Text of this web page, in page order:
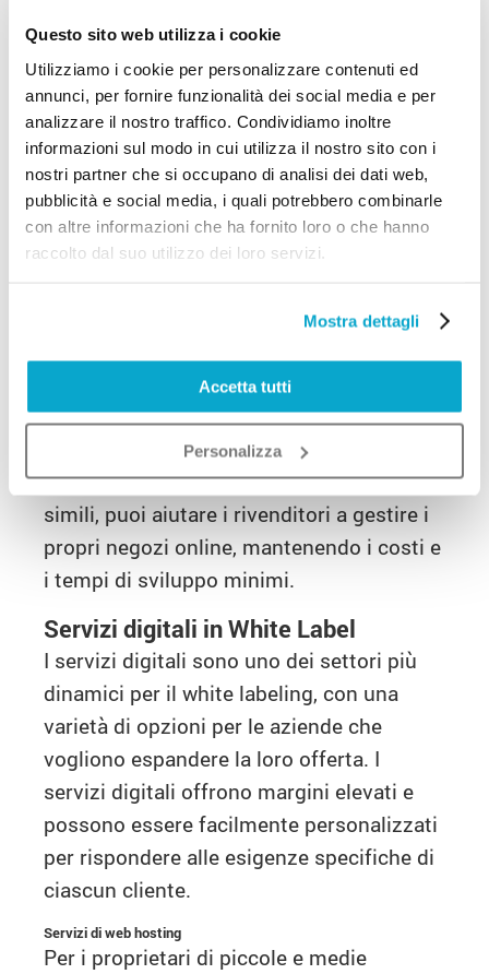
Questo sito web utilizza i cookie
Utilizziamo i cookie per personalizzare contenuti ed
annunci, per fornire funzionalità dei social media e per
analizzare il nostro traffico. Condividiamo inoltre
informazioni sul modo in cui utilizza il nostro sito con i
nostri partner che si occupano di analisi dei dati web,
pubblicità e social media, i quali potrebbero combinarle
con altre informazioni che ha fornito loro o che hanno
raccolto dal suo utilizzo dei loro servizi.
Mostra dettagli
Accetta tutti
Personalizza
sempre più utilizzati per ottimizzare i
processi aziendali. Offrire queste
soluzioni con il tuo marchio ti permette di
entrare in un mercato in crescita senza
sviluppare internamente la tecnologia.
Soluzioni di e-commerce
molto richiesto nel 2025 è la creazione di
la crescita del commercio online, le
aziende cercano piattaforme facili da
utilizzare e scalabili. Offrendo software di
e-commerce come Shopify o piattaforme
simili, puoi aiutare i rivenditori a gestire i
propri negozi online, mantenendo i costi e
i tempi di sviluppo minimi.
Servizi digitali in White Label
I servizi digitali sono uno dei settori più
dinamici per il white labeling, con una
varietà di opzioni per le aziende che
vogliono espandere la loro offerta. I
servizi digitali offrono margini elevati e
possono essere facilmente personalizzati
per rispondere alle esigenze specifiche di
ciascun cliente.
Servizi di web hosting
Per i proprietari di piccole e medie